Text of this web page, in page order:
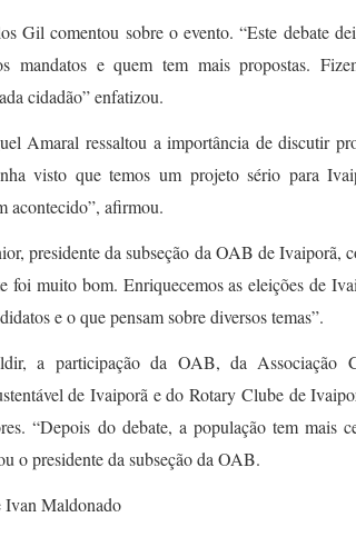
Gil comentou sobre o evento. “Este debate
mandatos e quem tem mais propostas.
cidadão” enfatizou.
Amaral ressaltou a importância de discutir
visto que temos um projeto sério para
acontecido”, afirmou.
presidente da subseção da OAB de Ivaiporã,
foi muito bom. Enriquecemos as eleições de
e o que pensam sobre diversos temas”.
a participação da OAB, da Associação
de Ivaiporã e do Rotary Clube de
“Depois do debate, a população tem mais
o presidente da subseção da OAB.
Ivan Maldonado